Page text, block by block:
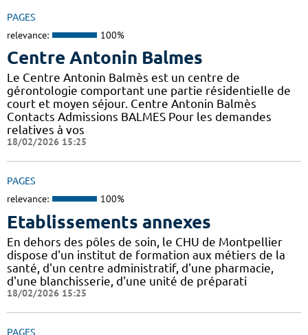
PAGES
relevance: 100%
Centre Antonin Balmes
Le Centre Antonin Balmès est un centre de
gérontologie comportant une partie résidentielle de
court et moyen séjour. Centre Antonin Balmès
Contacts Admissions BALMES Pour les demandes
relatives à vos
18/02/2026 15:25
PAGES
relevance: 100%
Etablissements annexes
En dehors des pôles de soin, le CHU de Montpellier
dispose d'un institut de formation aux métiers de la
santé, d'un centre administratif, d'une pharmacie,
d'une blanchisserie, d'une unité de préparati
18/02/2026 15:25
PAGES